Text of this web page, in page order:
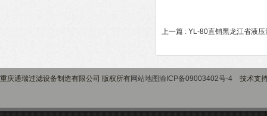
上一篇 : YL-80直销黑龙江省液
重庆通瑞过滤设备制造有限公司 版权所有网站地图渝ICP备09003402号-4 技术支